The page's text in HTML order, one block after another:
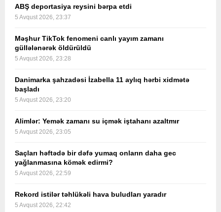
ABŞ deportasiya reysini bərpa etdi
5 Avqust 2026, 23:37
Məşhur TikTok fenomeni canlı yayım zamanı
güllələnərək öldürüldü
5 Avqust 2026, 23:28
Danimarka şahzadəsi İzabella 11 aylıq hərbi xidmətə
başladı
5 Avqust 2026, 23:20
Alimlər: Yemək zamanı su içmək iştahanı azaltmır
5 Avqust 2026, 23:05
Saçları həftədə bir dəfə yumaq onların daha gec
yağlanmasına kömək edirmi?
5 Avqust 2026, 22:59
Rekord istilər təhlükəli hava buludları yaradır
5 Avqust 2026, 22:42